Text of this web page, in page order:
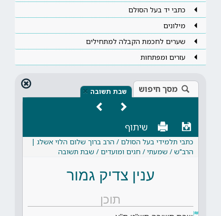
כתבי יד בעל הסולם
מילונים
שערים לחכמת הקבלה למתחילים
עזרים ומפתחות
מסך חיפוש שבת תשובה ×
שיתוף
כתבי תלמידי בעל הסולם / הרב ברוך שלום הלוי אשלג |
הרב"ש / שמעתי / חגים ומועדים / שבת תשובה
ענין צדיק גמור
תוכן